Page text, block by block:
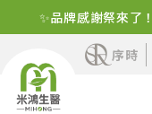
新客
序時